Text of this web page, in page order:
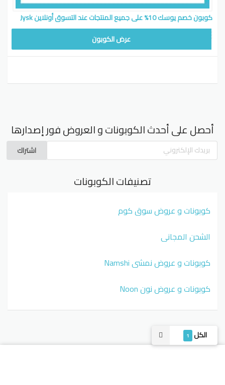
الكل 1
كوبون خصم يوسك 10% على جميع المنتجات عند التسوق أونلاين Jysk
عرض الكوبون
أحصل على أحدث الكوبونات و العروض فور إصدارها
اشتراك
تصنيفات الكوبونات
كوبونات و عروض سوق كوم
الشحن المجاني
كوبونات و عروض نمشي Namshi
كوبونات و عروض نون Noon